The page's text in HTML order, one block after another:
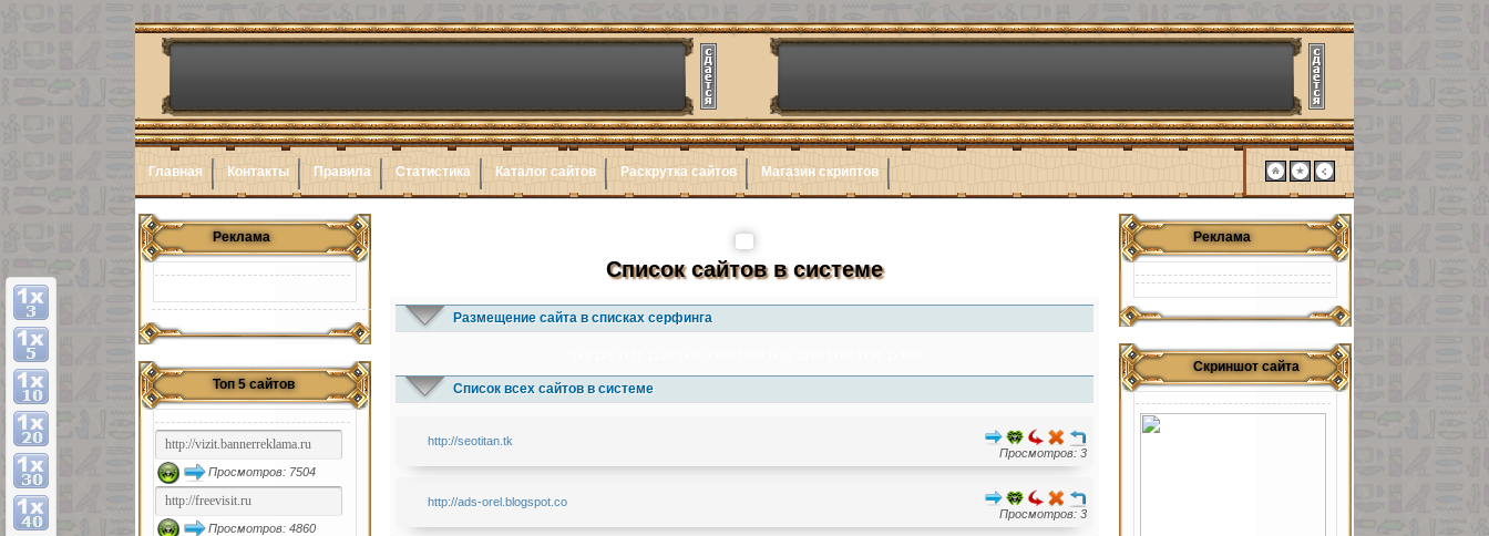
Главная Контакты Правила Статистика Каталог сайтов Раскрутка сайтов Магазин скриптов
Реклама
Топ 5 сайтов
Просмотров: 7504
Просмотров: 4860
Реклама
Скриншот сайта
Список сайтов в системе
Размещение сайта в списках серфинга
Список всех сайтов в системе
http://seotitan.tk
Просмотров: 3
http://ads-orel.blogspot.co
Просмотров: 3